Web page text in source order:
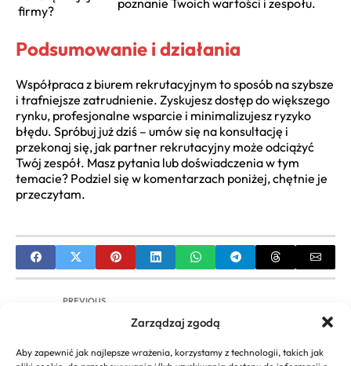
Zarządzaj zgodą
Aby zapewnić jak najlepsze wrażenia, korzystamy z technologii, takich jak
firmy?
poznanie Twoich wartości i zespołu.
Podsumowanie i działania
Współpraca z biurem rekrutacyjnym to sposób na szybsze
i trafniejsze zatrudnienie. Zyskujesz dostęp do większego
rynku, profesjonalne wsparcie i minimalizujesz ryzyko
błędu. Spróbuj już dziś – umów się na konsultację i
przekonaj się, jak partner rekrutacyjny może odciążyć
Twój zespół. Masz pytania lub doświadczenia w tym
temacie? Podziel się w komentarzach poniżej, chętnie je
przeczytam.
PREVIOUS
Jak przyciągnąć talenty? Rekrutacja pracownika